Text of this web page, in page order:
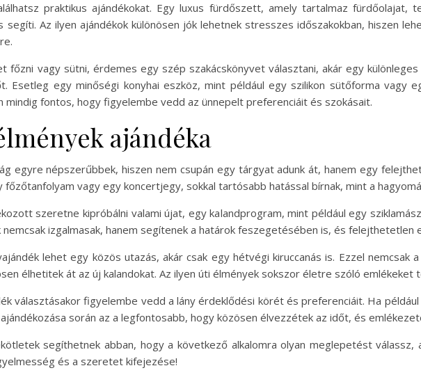
praktikus ajándékokat. Egy luxus fürdőszett, amely tartalmaz fürdőolajat,
segíti. Az ilyen ajándékok különösen jók lehetnek stresszes időszakokban, hiszen
főzni vagy sütni, érdemes egy szép szakácskönyvet választani, akár egy
Esetleg egy minőségi konyhai eszköz, mint például egy szilikon sütőforma vagy
mindig fontos, hogy figyelembe vedd az ünnepelt preferenciáit és szokásait.
ajándéka
egyre népszerűbbek, hiszen nem csupán egy tárgyat adunk át, hanem egy
főzőtanfolyam vagy egy koncertjegy, sokkal tartósabb hatással bírnak, mint a
szeretne kipróbálni valami újat, egy kalandprogram, mint például egy
izgalmasak, hanem segítenek a határok feszegetésében is, és felejthetetlen
lehet egy közös utazás, akár csak egy hétvégi kiruccanás is. Ezzel nemcsak
élhetitek át az új kalandokat. Az ilyen úti élmények sokszor életre szóló emlékeket
választásakor figyelembe vedd a lány érdeklődési körét és preferenciáit. Ha
során az a legfontosabb, hogy közösen élvezzétek az időt, és
segíthetnek abban, hogy a következő alkalomra olyan meglepetést
és a szeretet kifejezése!